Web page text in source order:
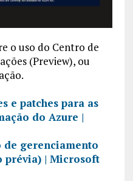
o uso do Centro de
(Preview), ou
e patches para as
do Azure |
gerenciamento
prévia) | Microsoft